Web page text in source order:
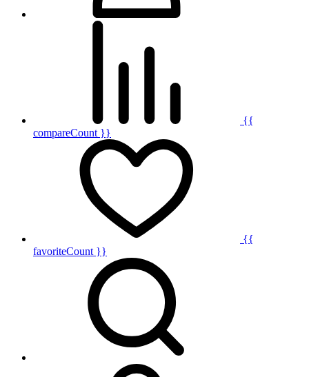
{{
compareCount }}
{{
favoriteCount }}